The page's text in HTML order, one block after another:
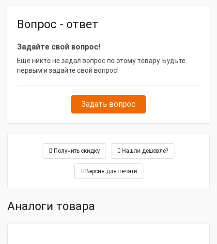
Габариты, мм
Высота, мм
Масса, кг 2186 кг
Вопрос - ответ
Задайте свой вопрос!
Еще никто не задал вопрос по этому товару. Будьте
первым и задайте свой вопрос!
Задать вопрос
Получить скидку Нашли дешевле?
Версия для печати
Аналоги товара